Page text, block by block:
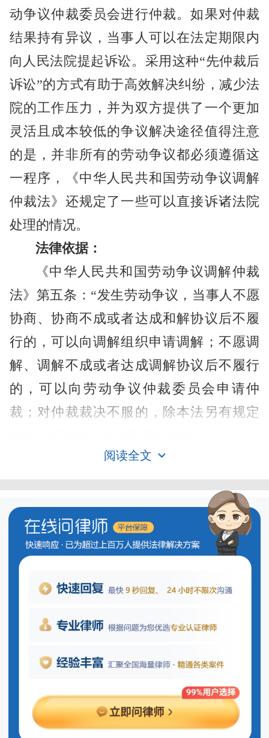
动争议仲裁委员会进行仲裁。如果对仲裁
结果持有异议，当事人可以在法定期限内
向人民法院提起诉讼。采用这种“先仲裁后
诉讼”的方式有助于高效解决纠纷，减少法
院的工作压力，并为双方提供了一个更加
灵活且成本较低的争议解决途径值得注意
的是，并非所有的劳动争议都必须遵循这
一程序，《中华人民共和国劳动争议调解
仲裁法》还规定了一些可以直接诉诸法院
处理的情况。
法律依据：
《中华人民共和国劳动争议调解仲裁
法》第五条：“发生劳动争议，当事人不愿
协商、协商不成或者达成和解协议后不履
行的，可以向调解组织申请调解；不愿调
解、调解不成或者达成调解协议后不履行
的，可以向劳动争议仲裁委员会申请仲
裁；对仲裁裁决不服的，除本法另有规定
选择合适的诉讼代理人对于案件的成
功推进和最终结果至关重要。必须验证代
理人的合法资质，确保其拥有提供相关法
律服务的专业资格。要评估代理人是否熟
悉案件相关的专业领域，并且是否有处理
阅读全文